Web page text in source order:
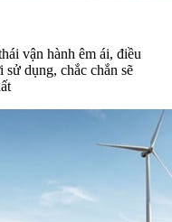
vận hành êm ái, điều
dụng, chắc chắn sẽ